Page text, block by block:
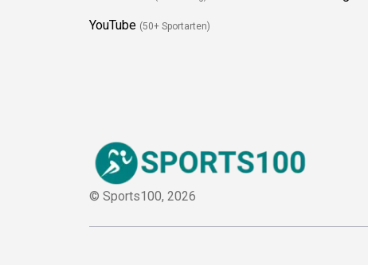
YouTube (50+ Sportarten)
© Sports100, 2026